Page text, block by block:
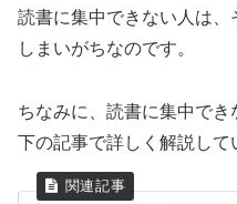
読書に集中できない人は
しまいがちなのです。
ちなみに、読書に集中で
下の記事で詳しく解説して